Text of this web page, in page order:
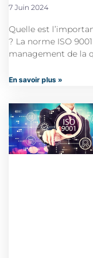
7 Juin 2024
Quelle est
? La norme ISO
management de la
En savoir plus »